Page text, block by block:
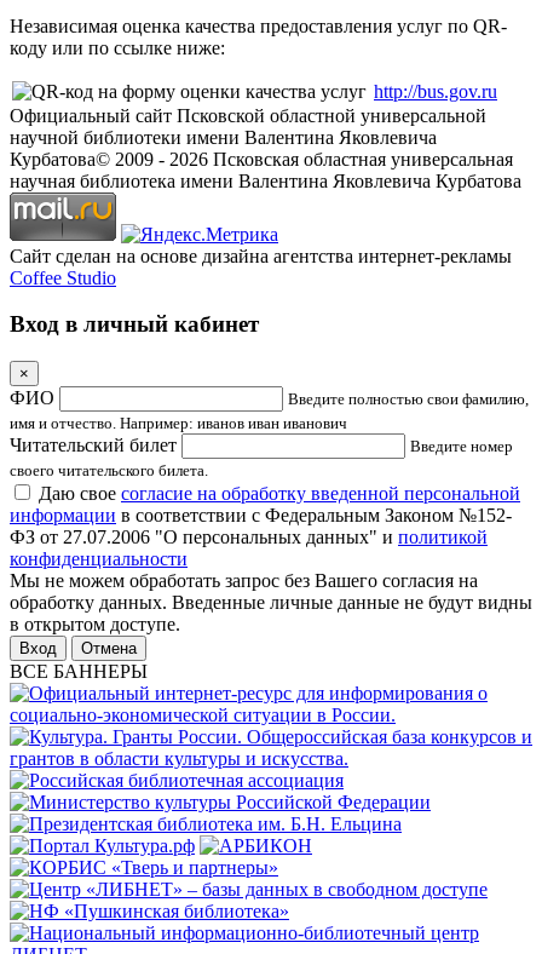
Независимая оценка качества предоставления услуг по QR-
коду или по ссылке ниже:
http://bus.gov.ru
Официальный сайт Псковской областной универсальной
научной библиотеки имени Валентина Яковлевича
Курбатова© 2009 - 2026 Псковская областная универсальная
научная библиотека имени Валентина Яковлевича Курбатова
Сайт сделан на основе дизайна агентства интернет-рекламы
Coffee Studio
Вход в личный кабинет
×
ФИО
Введите полностью свои фамилию,
имя и отчество. Например: иванов иван иванович
Читательский билет
Введите номер
своего читательского билета.
Даю свое согласие на обработку введенной персональной
информации в соответствии с Федеральным Законом №152-
ФЗ от 27.07.2006 "О персональных данных" и политикой
конфиденциальности
Мы не можем обработать запрос без Вашего согласия на
обработку данных. Введенные личные данные не будут видны
в открытом доступе.
Отмена
ВСЕ БАННЕРЫ